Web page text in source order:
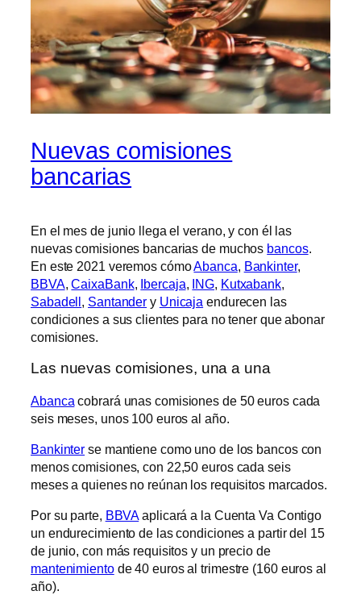
Nuevas comisiones
bancarias
En el mes de junio llega el verano, y con él las
nuevas comisiones bancarias de muchos bancos.
En este 2021 veremos cómoAbanca Bankinter,
BBVA ,CaixaBank, Ibercaja ING Kutxabank,
Sabadell Santander y Unicaja endurecen las
condiciones a sus clientes para no tener que abonar
comisiones.
Las nuevas comisiones, una a una
Abanca cobrará unas comisiones de 50 euros cada
seis meses, unos 100 euros al año.
Bankinter se mantiene como uno de los bancos con
menos comisiones, con 22,50 euros cada seis
meses a quienes no reúnan los requisitos marcados.
Por su parte, BBVAaplicará a la Cuenta Va Contigo
un endurecimiento de las condiciones a partir del 15
de junio, con más requisitos y un precio de
mantenimientode 40 euros al trimestre (160 euros al
año).